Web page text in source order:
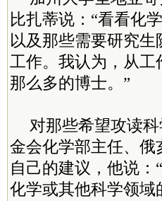
比扎蒂说：“看看化
以及那些需要研究
工作。我认为，从
那么多的博士。”
对那些希望攻读
金会化学部主任、俄
自己的建议，他说
化学或其他科学领